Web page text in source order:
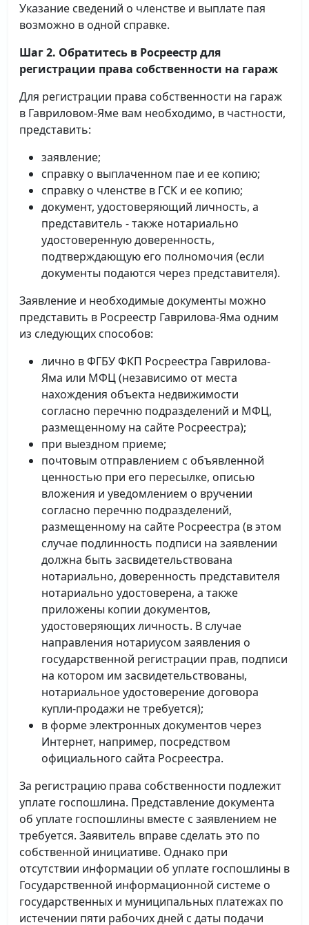
Указание сведений о членстве и выплате пая
возможно в одной справке.
Шаг 2. Обратитесь в Росреестр для
регистрации права собственности на гараж
Для регистрации права собственности на гараж
в Гавриловом-Яме вам необходимо, в частности,
представить:
заявление;
справку о выплаченном пае и ее копию;
справку о членстве в ГСК и ее копию;
документ, удостоверяющий личность, а
представитель - также нотариально
удостоверенную доверенность,
подтверждающую его полномочия (если
документы подаются через представителя).
Заявление и необходимые документы можно
представить в Росреестр Гаврилова-Яма одним
из следующих способов:
лично в ФГБУ ФКП Росреестра Гаврилова-
Яма или МФЦ (независимо от места
нахождения объекта недвижимости
согласно перечню подразделений и МФЦ,
размещенному на сайте Росреестра);
при выездном приеме;
почтовым отправлением с объявленной
ценностью при его пересылке, описью
вложения и уведомлением о вручении
согласно перечню подразделений,
размещенному на сайте Росреестра (в этом
случае подлинность подписи на заявлении
должна быть засвидетельствована
нотариально, доверенность представителя
нотариально удостоверена, а также
приложены копии документов,
удостоверяющих личность. В случае
направления нотариусом заявления о
государственной регистрации прав, подписи
на котором им засвидетельствованы,
нотариальное удостоверение договора
купли-продажи не требуется);
в форме электронных документов через
Интернет, например, посредством
официального сайта Росреестра.
За регистрацию права собственности подлежит
уплате госпошлина. Представление документа
об уплате госпошлины вместе с заявлением не
требуется. Заявитель вправе сделать это по
собственной инициативе. Однако при
отсутствии информации об уплате госпошлины в
Государственной информационной системе о
государственных и муниципальных платежах по
истечении пяти рабочих дней с даты подачи